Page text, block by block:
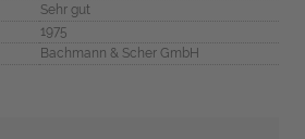
Sehr gut
1975
Bachmann & Scher GmbH